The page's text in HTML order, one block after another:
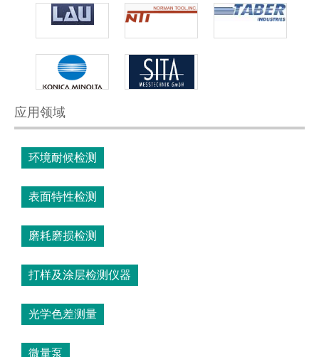
应用领域
环境耐候检测
表面特性检测
磨耗磨损检测
打样及涂层检测仪器
光学色差测量
微量泵